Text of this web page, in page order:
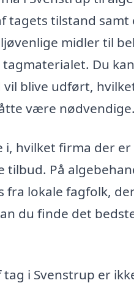
tagets tilstand
midler til
Du
blive udført,
være nødvendige.
hvilket firma der
tilbud. På
fra lokale fagfolk,
du finde det
i Svenstrup er